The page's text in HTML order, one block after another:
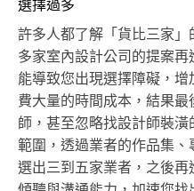
選擇過多
許多人都了解「貨比三家
多家室內設計公司的提案
能導致您出現選擇障礙，
費大量的時間成本，結果
師，甚至忽略找設計師裝
範圍，透過業者的作品集
選出三到五家業者，之後